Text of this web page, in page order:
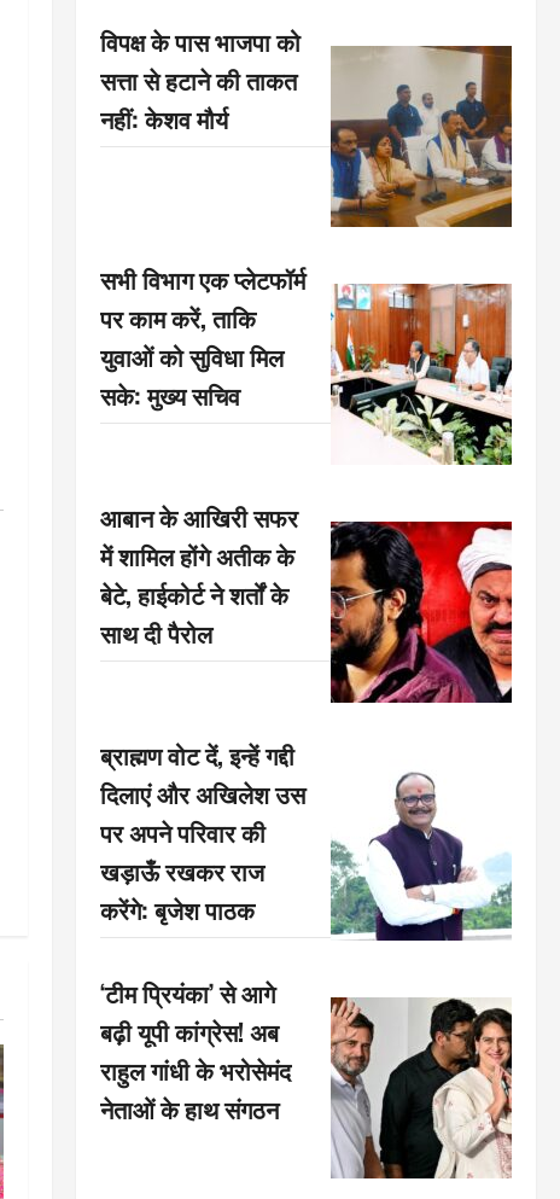
विपक्ष के पास भाजपा को
सत्ता से हटाने की ताकत
नहीं: केशव मौर्य
सभी विभाग एक प्लेटफॉर्म
पर काम करें, ताकि
युवाओं को सुविधा मिल
सके: मुख्य सचिव
आबान के आखिरी सफर
में शामिल होंगे अतीक के
बेटे, हाईकोर्ट ने शर्तों के
साथ दी पैरोल
ब्राह्मण वोट दें, इन्हें गद्दी
दिलाएं और अखिलेश उस
पर अपने परिवार की
खड़ाऊँ रखकर राज
करेंगे: बृजेश पाठक
‘टीम प्रियंका’ से आगे
बढ़ी यूपी कांग्रेस! अब
राहुल गांधी के भरोसेमंद
नेताओं के हाथ संगठन